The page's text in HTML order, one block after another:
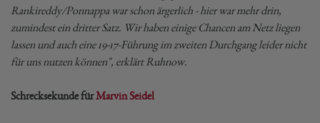
Rankireddy/Ponnappa war schon ärgerlich - hier war mehr drin,
zumindest ein dritter Satz. Wir haben einige Chancen am Netz liegen
lassen und auch eine 19-17-Führung im zweiten Durchgang leider nicht
für uns nutzen können", erklärt Ruhnow.
Schrecksekunde fürMarvin Seidel